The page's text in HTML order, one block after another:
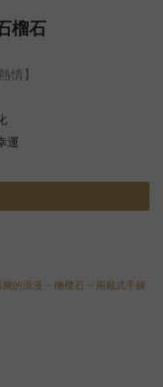
榴石
情】
運